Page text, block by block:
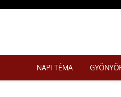
NAPI TÉMA